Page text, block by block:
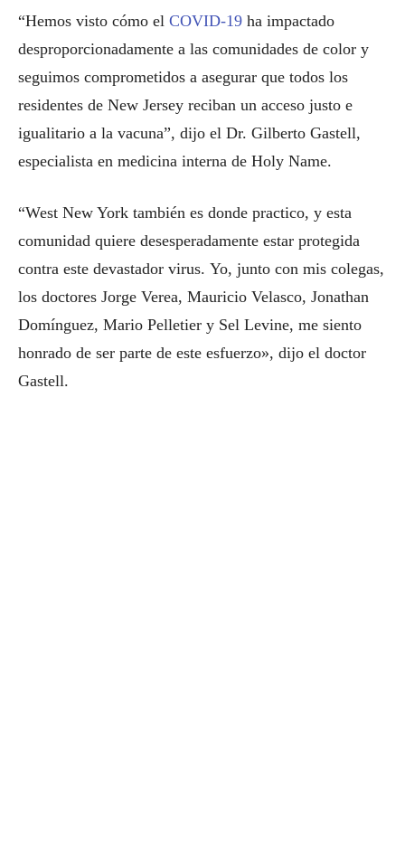
“Hemos visto cómo el COVID-19 ha impactado
desproporcionadamente a las comunidades de color y
seguimos comprometidos a asegurar que todos los
residentes de New Jersey reciban un acceso justo e
igualitario a la vacuna”, dijo el Dr. Gilberto Gastell,
especialista en medicina interna de Holy Name.
“West New York también es donde practico, y esta
comunidad quiere desesperadamente estar protegida
contra este devastador virus. Yo, junto con mis colegas,
los doctores Jorge Verea, Mauricio Velasco, Jonathan
Domínguez, Mario Pelletier y Sel Levine, me siento
honrado de ser parte de este esfuerzo», dijo el doctor
Gastell.